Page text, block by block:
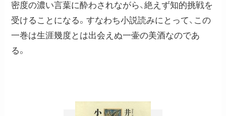
密度の濃い言葉に酔わされながら、絶えず知的挑戦を
受けることになる。すなわち小説読みにとって、この
一巻は生涯幾度とは出会えぬ一壷の美酒なのであ
る。